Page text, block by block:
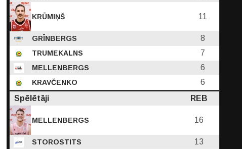
KRŪMIŅŠ 11
GRĪNBERGS 8
TRUMEKALNS 7
MELLENBERGS 6
KRAVČENKO
6
Spēlētāji
REB
MELLENBERGS 16
STOROSTITS 13